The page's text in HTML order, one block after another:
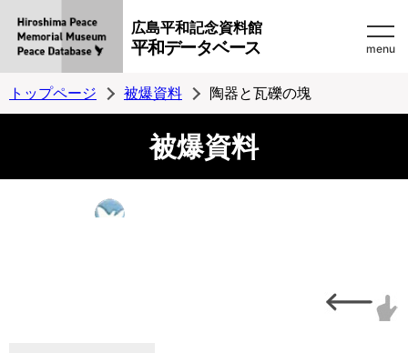
広島平和記念資料館
平和データベース menu
トップページ 被爆資料 陶器と瓦礫の塊
被爆資料